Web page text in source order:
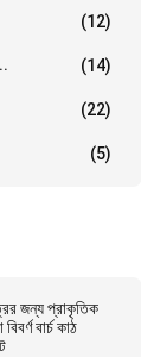
(12)
(14)
(22)
(5)
জন্য প্রাকৃতিক
বার্চ কাঠ